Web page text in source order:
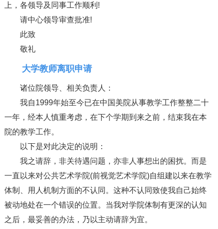
上，各领导及同事工作顺利!
请中心领导审查批准!
此致
敬礼
大学教师离职申请
诸位院领导、相关负责人：
我自1999年始至今已在中国美院从事教学工作整整二十
一年，经本人慎重考虑，在下个学期到来之前，结束我在本
院的教学工作。
以下是对此决定的说明：
我之请辞，非关待遇问题，亦非人事想出的困扰。而是
一直以来对公共艺术学院(前视觉艺术学院)自组建以来在教学
体制、用人机制方面的不认同。这种不认同致使我自己始终
被动地处在一个错误的位置。当我对学院体制有更深的认知
之后，最妥善的办法，乃以主动请辞为宜。